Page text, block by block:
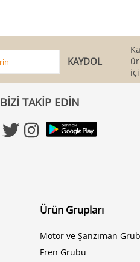
BİZİ TAKİP EDİN
Ürün Grupları
Motor ve Şanzıman
Fren Grubu